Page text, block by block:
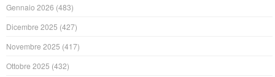
Gennaio 2026 (483)
Dicembre 2025 (427)
Novembre 2025 (417)
Ottobre 2025 (432)